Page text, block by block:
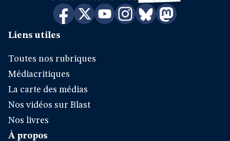
Liens utiles
Toutes nos rubriques
Médiacritiques
La carte des médias
Nos vidéos sur Blast
Nos livres
À propos